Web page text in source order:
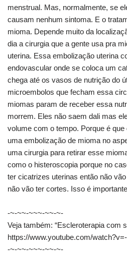
menstrual. Mas, normalmente, se
causam nenhum sintoma. E o
mioma. Depende muito da
dia a cirurgia que a gente usa pra
uterina. Essa embolização uterina
endovascular onde se coloca um
chega até os vasos de nutrição do
microembolos que fecham essa
miomas param de receber essa
morrem. Eles não saem dali mas
volume com o tempo. Porque é
uma embolização de mioma no
uma cirurgia para retirar esse
como o histeroscopia porque no
ter cicatrizes uterinas então não
não vão ter cortes. Isso é
-~-~~-~~~-~~-~-
Veja também: “Escleroterapia com
https://www.youtube.com/
-~-~~-~~~-~~-~-